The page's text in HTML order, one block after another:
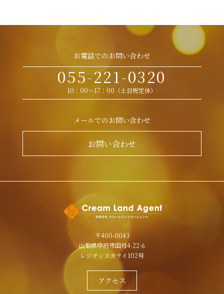
お電話でのお問い合わせ
055-221-0320
10：00～17：00（土日祝定休）
メールでのお問い合わせ
お問い合わせ
〒400-0043
山梨県甲府市国母4-22-6
レジデンスカサイ102号
アクセス